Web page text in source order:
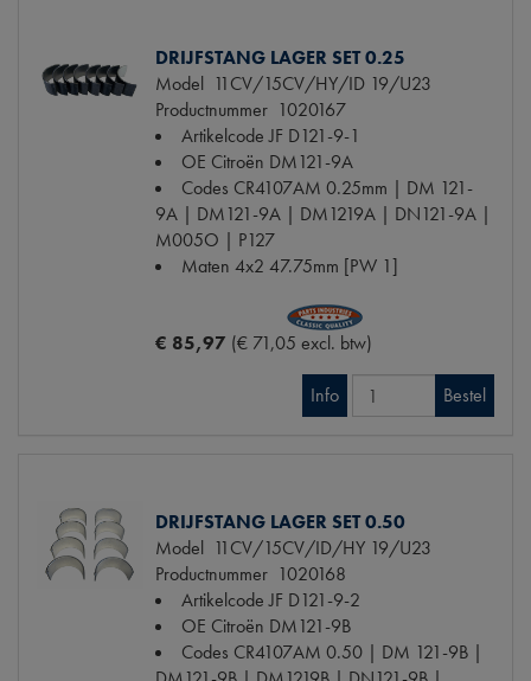
DRIJFSTANG LAGER SET 0.25
Model 11CV/15CV/HY/ID 19/U23
Productnummer 1020167
Artikelcode JF D121-9-1
OE Citroën DM121-9A
Codes CR4107AM 0.25mm | DM 121-
9A | DM121-9A | DM1219A | DN121-9A |
M005O | P127
Maten 4x2 47.75mm [PW 1]
€ 85,97 (€ 71,05 excl. btw)
Info Bestel
DRIJFSTANG LAGER SET 0.50
Model 11CV/15CV/ID/HY 19/U23
Productnummer 1020168
Artikelcode JF D121-9-2
OE Citroën DM121-9B
Codes CR4107AM 0.50 | DM 121-9B |